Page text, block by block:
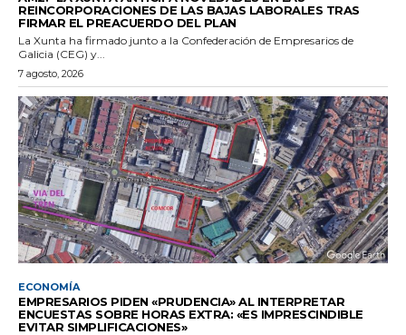
REINCORPORACIONES DE LAS BAJAS LABORALES TRAS
FIRMAR EL PREACUERDO DEL PLAN
La Xunta ha firmado junto a la Confederación de Empresarios de
Galicia (CEG) y...
7 agosto, 2026
ECONOMÍA
EMPRESARIOS PIDEN «PRUDENCIA» AL INTERPRETAR
ENCUESTAS SOBRE HORAS EXTRA: «ES IMPRESCINDIBLE
EVITAR SIMPLIFICACIONES»